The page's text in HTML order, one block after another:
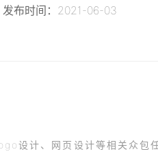
发布时间：2021-06-03
设计、网页设计等相关众包